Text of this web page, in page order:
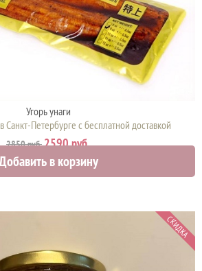
Угорь унаги
Санкт-Петербурге с бесплатной доставкой
2850 руб.2590 руб.
в корзину
СКИДКА